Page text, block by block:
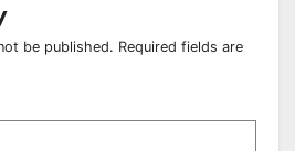
be published. Required fields are